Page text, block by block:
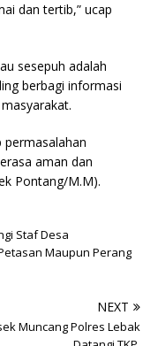
dan tertib,” ucap
sesepuh adalah
berbagi informasi
permasalahan
aman dan
Pontang/M.M).
Staf Desa
Maupun Perang
NEXT
Muncang Polres Lebak